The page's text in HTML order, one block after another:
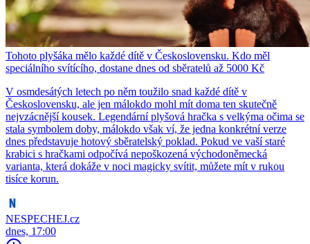
Tohoto plyšáka mělo každé dítě v Československu. Kdo měl
speciálního svítícího, dostane dnes od sběratelů až 5000 Kč
V osmdesátých letech po něm toužilo snad každé dítě v
Československu, ale jen málokdo mohl mít doma ten skutečně
nejvzácnější kousek. Legendární plyšová hračka s velkýma očima se
stala symbolem doby, málokdo však ví, že jedna konkrétní verze
dnes představuje hotový sběratelský poklad. Pokud ve vaší staré
krabici s hračkami odpočívá nepoškozená východoněmecká
varianta, která dokáže v noci magicky svítit, můžete mít v rukou
tisíce korun.
NESPECHEJ.cz
dnes, 17:00